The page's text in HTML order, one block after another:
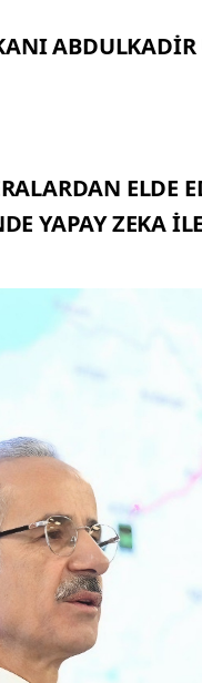
ABDULKADİR
ELDE
YAPAY ZEKA